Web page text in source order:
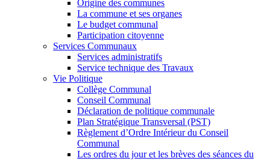
Origine des communes
La commune et ses organes
Le budget communal
Participation citoyenne
Services Communaux
Services administratifs
Service technique des Travaux
Vie Politique
Collège Communal
Conseil Communal
Déclaration de politique communale
Plan Stratégique Transversal (PST)
Règlement d’Ordre Intérieur du Conseil
Communal
Les ordres du jour et les brèves des séances du